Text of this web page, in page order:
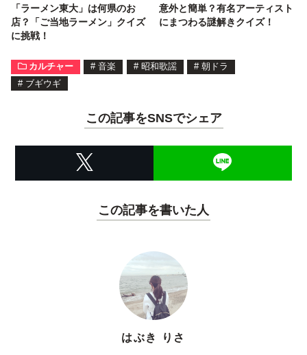
「ラーメン東大」は何県のお
店？「ご当地ラーメン」クイズ
に挑戦！
意外と簡単？有名アーティスト
にまつわる謎解きクイズ！
カルチャー # 音楽 # 昭和歌謡 # 朝ドラ
# ブギウギ
この記事をSNSでシェア
この記事を書いた人
はぶき りさ